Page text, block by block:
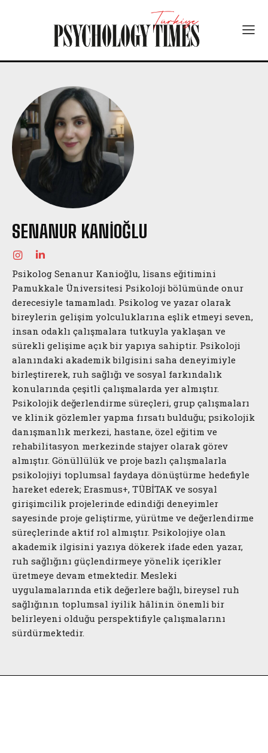
SENANUR KANIOĞLU
Psikolog Senanur Kanioğlu, lisans eğitimini
Pamukkale Üniversitesi Psikoloji bölümünde onur
derecesiyle tamamladı. Psikolog ve yazar olarak
bireylerin gelişim yolculuklarına eşlik etmeyi seven,
insan odaklı çalışmalara tutkuyla yaklaşan ve
sürekli gelişime açık bir yapıya sahiptir. Psikoloji
alanındaki akademik bilgisini saha deneyimiyle
birleştirerek, ruh sağlığı ve sosyal farkındalık
konularında çeşitli çalışmalarda yer almıştır.
Psikolojik değerlendirme süreçleri, grup çalışmaları
ve klinik gözlemler yapma fırsatı bulduğu; psikolojik
danışmanlık merkezi, hastane, özel eğitim ve
rehabilitasyon merkezinde stajyer olarak görev
almıştır. Gönüllülük ve proje bazlı çalışmalarla
psikolojiyi toplumsal faydaya dönüştürme hedefiyle
hareket ederek; Erasmus+, TÜBİTAK ve sosyal
girişimcilik projelerinde edindiği deneyimler
sayesinde proje geliştirme, yürütme ve değerlendirme
süreçlerinde aktif rol almıştır. Psikolojiye olan
akademik ilgisini yazıya dökerek ifade eden yazar,
ruh sağlığını güçlendirmeye yönelik içerikler
üretmeye devam etmektedir. Mesleki
uygulamalarında etik değerlere bağlı, bireysel ruh
sağlığının toplumsal iyilik hâlinin önemli bir
belirleyeni olduğu perspektifiyle çalışmalarını
sürdürmektedir.